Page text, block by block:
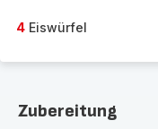
4 Eiswürfel
Zubereitung